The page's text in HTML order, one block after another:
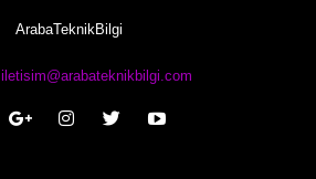
ArabaTeknikBilgi
iletisim@arabateknikbilgi.com